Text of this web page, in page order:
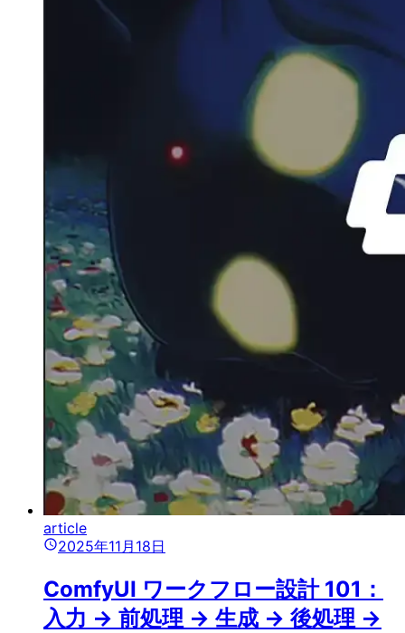
article
2025年11月18日
ComfyUI ワークフロー設計 101：
入力 → 前処理 → 生成 → 後処理 →